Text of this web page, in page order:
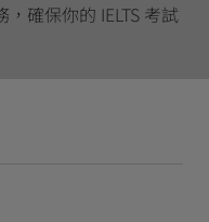
確保你的 IELTS 考試